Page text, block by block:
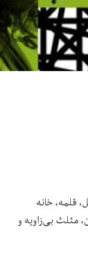
قلمه، خانه
مثلث بی‌زاویه و